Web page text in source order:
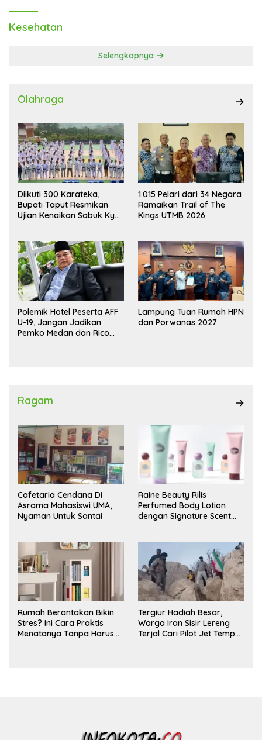
Kesehatan
Selengkapnya
Olahraga
Diikuti 300 Karateka,
Bupati Taput Resmikan
Ujian Kenaikan Sabuk Kyu
1.015 Pelari dari 34 Negara
Ramaikan Trail of The
Kings UTMB 2026
Polemik Hotel Peserta AFF
U-19, Jangan Jadikan
Pemko Medan dan Rico
Lampung Tuan Rumah HPN
dan Porwanas 2027
Ragam
Cafetaria Cendana Di
Asrama Mahasiswi UMA,
Nyaman Untuk Santai
Raine Beauty Rilis
Perfumed Body Lotion
dengan Signature Scent
Rumah Berantakan Bikin
Stres? Ini Cara Praktis
Menatanya Tanpa Harus
Tergiur Hadiah Besar,
Warga Iran Sisir Lereng
Terjal Cari Pilot Jet Tempur